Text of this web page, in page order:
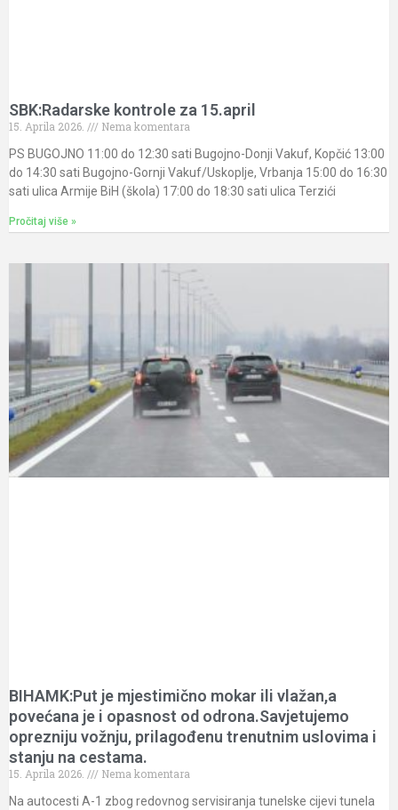
SBK:Radarske kontrole za 15.april
15. Aprila 2026.
Nema komentara
PS BUGOJNO 11:00 do 12:30 sati Bugojno-Donji Vakuf, Kopčić 13:00
do 14:30 sati Bugojno-Gornji Vakuf/Uskoplje, Vrbanja 15:00 do 16:30
sati ulica Armije BiH (škola) 17:00 do 18:30 sati ulica Terzići
Pročitaj više »
BIHAMK:Put je mjestimično mokar ili vlažan,a
povećana je i opasnost od odrona.Savjetujemo
oprezniju vožnju, prilagođenu trenutnim uslovima i
stanju na cestama.
15. Aprila 2026.
Nema komentara
Na autocesti A-1 zbog redovnog servisiranja tunelske cijevi tunela